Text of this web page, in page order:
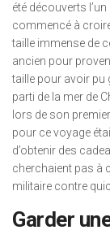
été découverts
commencé à
taille immense de
ancien pour
taille pour avoir pu
parti de la mer de
lors de son
pour ce voyage
d’obtenir des
cherchaient pas à
militaire contre
Garder